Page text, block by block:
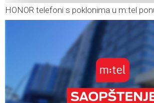
HONOR telefoni s poklonima u m:tel